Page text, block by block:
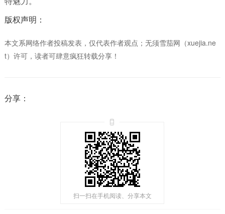
版权声明：
本文系网络作者投稿发表，仅代表作者观点；无须雪茄网（xuejia.ne
t）许可，读者可肆意疯狂转载分享！
分享：
扫一扫在手机阅读、分享本文